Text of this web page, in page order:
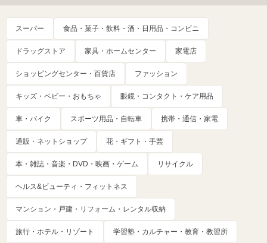
スーパー 食品・菓子・飲料・酒・日用品・コンビニ
ドラッグストア 家具・ホームセンター 家電店
ショッピングセンター・百貨店 ファッション
キッズ・ベビー・おもちゃ 眼鏡・コンタクト・ケア用品
車・バイク スポーツ用品・自転車 携帯・通信・家電
通販・ネットショップ 花・ギフト・手芸
本・雑誌・音楽・DVD・映画・ゲーム リサイクル
ヘルス&ビューティ・フィットネス
マンション・戸建・リフォーム・レンタル収納
旅行・ホテル・リゾート 学習塾・カルチャー・教育・教習所